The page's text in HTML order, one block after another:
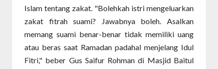
Islam tentang zakat. "Bolehkah istri mengeluarkan
zakat fitrah suami? Jawabnya boleh. Asalkan
memang suami benar-benar tidak memiliki uang
atau beras saat Ramadan padahal menjelang Idul
Fitri," beber Gus Saifur Rohman di Masjid Baitul